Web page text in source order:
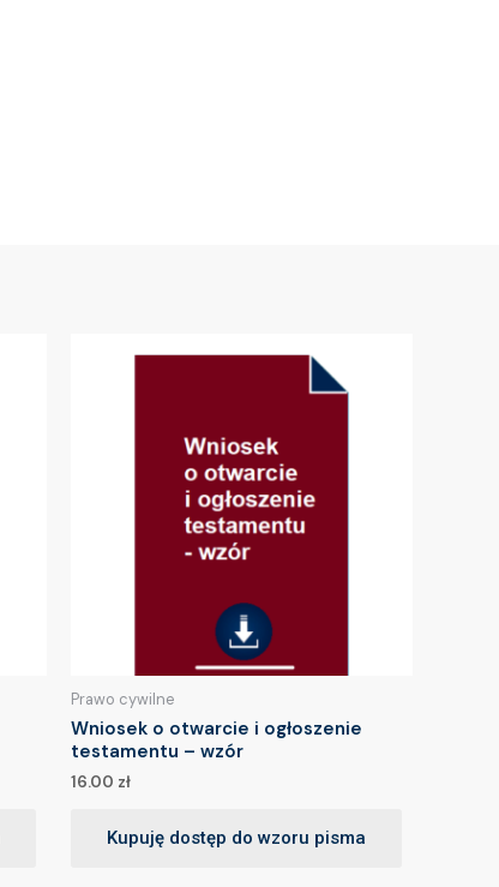
Prawo cywilne
Wniosek o otwarcie i ogłoszenie
testamentu – wzór
16.00 zł
Kupuję dostęp do wzoru pisma